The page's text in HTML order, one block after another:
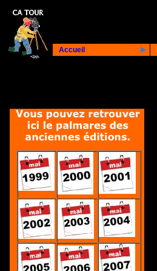
Accueil